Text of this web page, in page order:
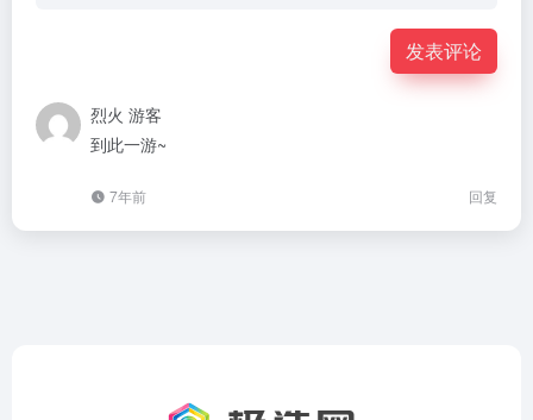
发表评论
烈火 游客
到此一游~
7年前 回复